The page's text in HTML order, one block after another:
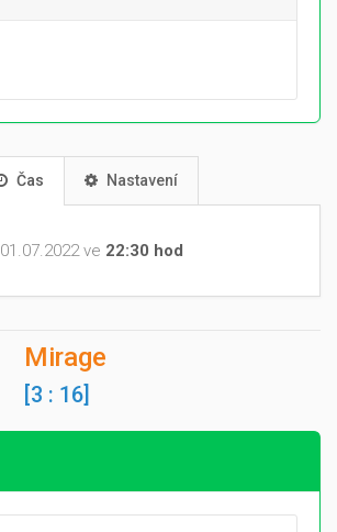
Čas Nastavení
01.07.2022 ve 22:30 hod
Mirage
[3 : 16]